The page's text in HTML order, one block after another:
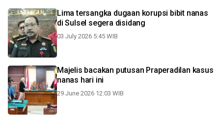
Lima tersangka dugaan korupsi bibit nanas
di Sulsel segera disidang
03 July 2026 5:45 WIB
Majelis bacakan putusan Praperadilan kasus
nanas hari ini
29 June 2026 12:03 WIB